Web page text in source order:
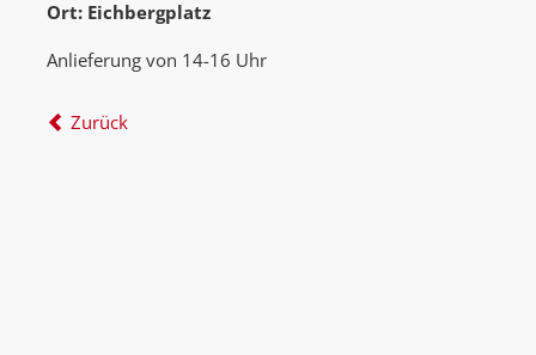
Ort: Eichbergplatz
Anlieferung von 14-16 Uhr
Zurück